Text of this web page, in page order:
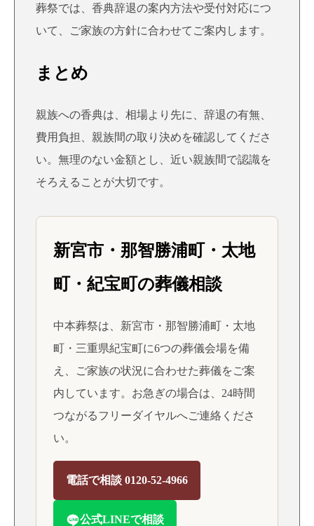
葬祭では、香典辞退の案内方法や受付対応につ
いて、ご家族の方針に合わせてご案内します。
まとめ
親族への香典は、相場より先に、辞退の有無、
費用負担、親族間の取り決めを確認してくださ
い。無理のない金額とし、近い親族間で認識を
そろえることが大切です。
新宮市・那智勝浦町・太地
町・紀宝町の葬儀相談
中本葬祭は、新宮市・那智勝浦町・太地
町・三重県紀宝町に6つの葬儀会場を備
え、ご家族の状況に合わせた葬儀をご案
内しています。お急ぎの場合は、24時間
つながるフリーダイヤルへご連絡くださ
い。
電話で相談 0120-52-4966
公式LINEで相談